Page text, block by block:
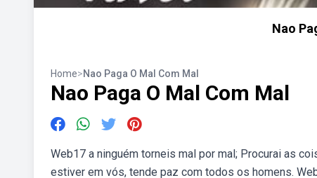
Nao
Home>Nao Paga O Mal Com Mal
Nao Paga O Mal Com Mal
Web17 a ninguém torneis mal por mal; Procurai as
estiver em vós, tende paz com todos os homens.